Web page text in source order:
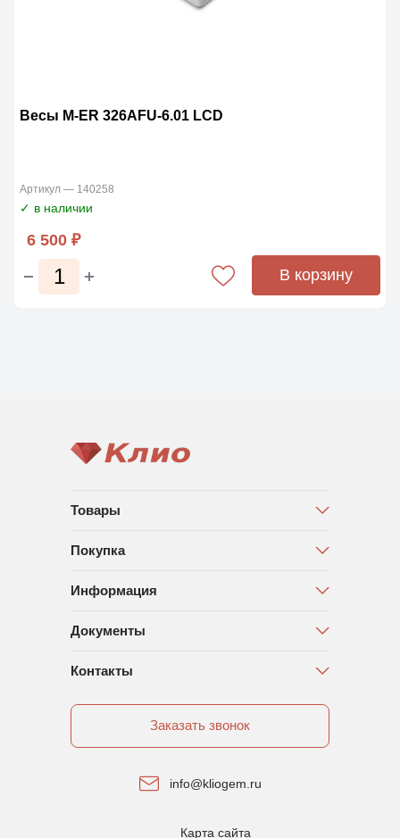
Весы M-ER 326AFU-6.01 LCD
Артикул — 140258
✓ в наличии
6 500 ₽
В корзину
Товары
Покупка
Информация
Документы
Контакты
Заказать звонок
info@kliogem.ru
Карта сайта